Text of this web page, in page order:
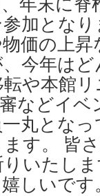
加とな
価の上
今年は
や本館
などイ
丸とな
す。 皆
いたし
嬉しいで